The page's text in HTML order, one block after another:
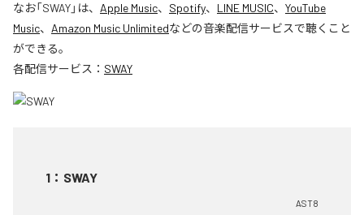
なお「SWAY」は、 Apple Music、 Spotify、 LINE MUSIC、 YouTube
Music、 Amazon Music Unlimitedなどの音楽配信サービスで聴くこと
ができる。
各配信サービス： SWAY
1 ： SWAY
AST8